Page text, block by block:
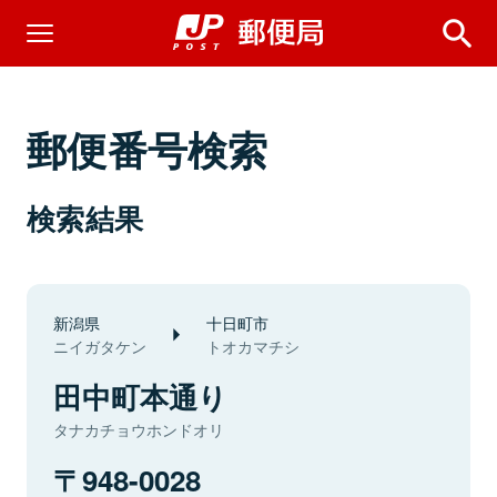
郵便番号検索
検索結果
新潟県
ニイガタケン
十日町市
トオカマチシ
田中町本通り
タナカチョウホンドオリ
948-0028